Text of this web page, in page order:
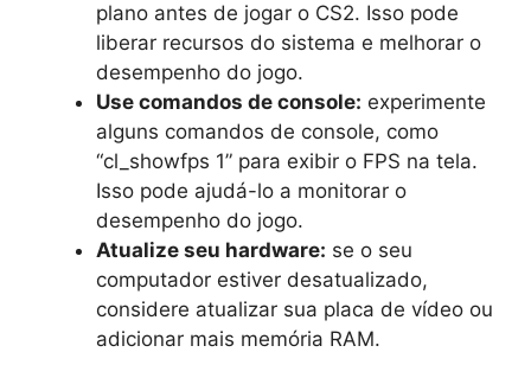
plano antes de jogar o CS2. Isso pode
liberar recursos do sistema e melhorar o
desempenho do jogo.
Use comandos de console: experimente
alguns comandos de console, como
“cl_showfps 1” para exibir o FPS na tela.
Isso pode ajudá-lo a monitorar o
desempenho do jogo.
Atualize seu hardware: se o seu
computador estiver desatualizado,
considere atualizar sua placa de vídeo ou
adicionar mais memória RAM.